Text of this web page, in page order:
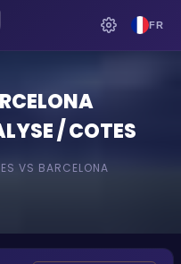
FR
/ COTES
VS BARCELONA